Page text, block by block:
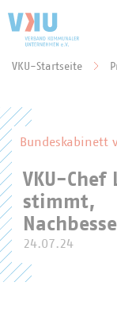
VKU-Startseite
Bundeskabinett
VKU-Chef
stimmt,
24.07.24